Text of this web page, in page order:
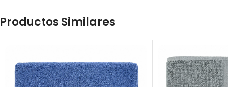
Productos Similares